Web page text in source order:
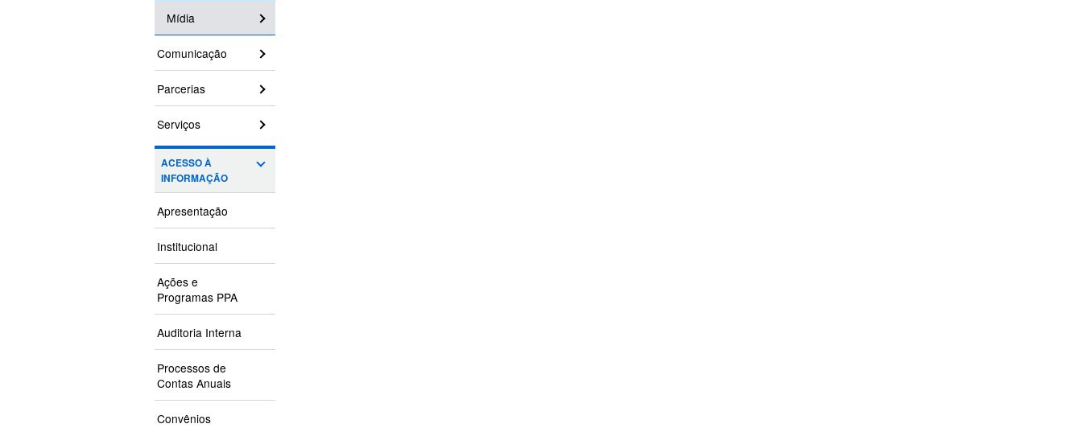
Mídia
Comunicação
Parcerias
Serviços
ACESSO À
INFORMAÇÃO
Apresentação
Institucional
Ações e
Programas PPA
Auditoria Interna
Processos de
Contas Anuais
Convênios